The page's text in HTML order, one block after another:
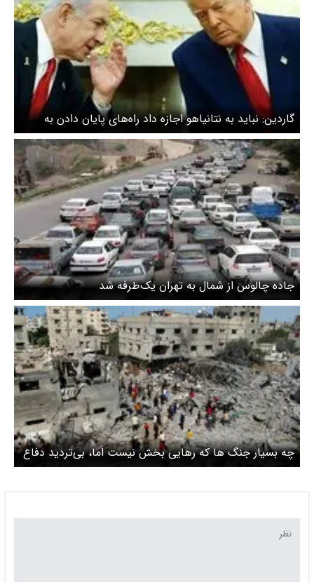
گاردین: نباید به نتانیاهو اجازه داد راه‌های پایان دادن به
بحران را خراب کند
جاده چالوس از شمال به تهران یک‌طرفه شد
چه بسیار جنگ ها که رهایی بخش نیست اما، بی‌تردید دفاع
از وطن، رهایی‌بخش است